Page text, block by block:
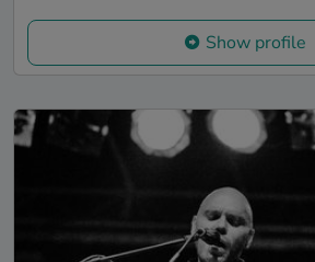
Show profile